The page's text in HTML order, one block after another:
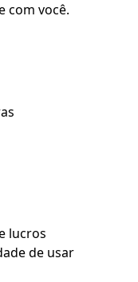
com você.
lucros
de usar